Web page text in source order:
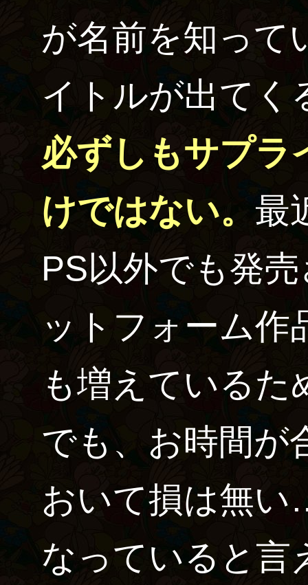
が名前を知って
イトルが出てく
必ずしもサプラ
けではない。 最
PS以外でも発
ットフォーム作
も増えているた
でも、お時間が
おいて損は無
なっていると言